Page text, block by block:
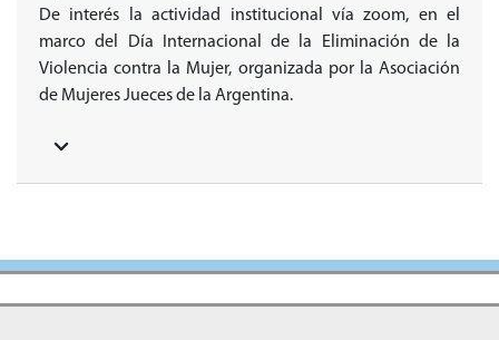
De interés la actividad institucional vía zoom, en el
marco del Día Internacional de la Eliminación de la
Violencia contra la Mujer, organizada por la Asociación
de Mujeres Jueces de la Argentina.